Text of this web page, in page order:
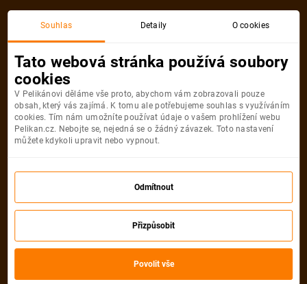
Akční letenka
Litujeme, akční letenka do města už
není dostupná
Vybrat jinou akční letenku
Souhlas Detaily O cookies
Tato webová stránka používá soubory
cookies
V Pelikánovi děláme vše proto, abychom vám zobrazovali pouze
obsah, který vás zajímá. K tomu ale potřebujeme souhlas s využíváním
cookies. Tím nám umožníte používat údaje o vašem prohlížení webu
Pelikan.cz. Nebojte se, nejedná se o žádný závazek. Toto nastavení
můžete kdykoli upravit nebo vypnout.
Odmítnout
Přizpůsobit
Povolit vše